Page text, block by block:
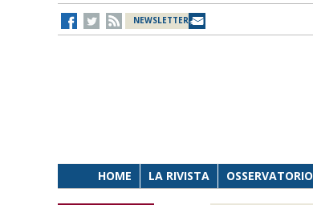
NEWSLETTER
HOME LA RIVISTA OSSERVATORIO